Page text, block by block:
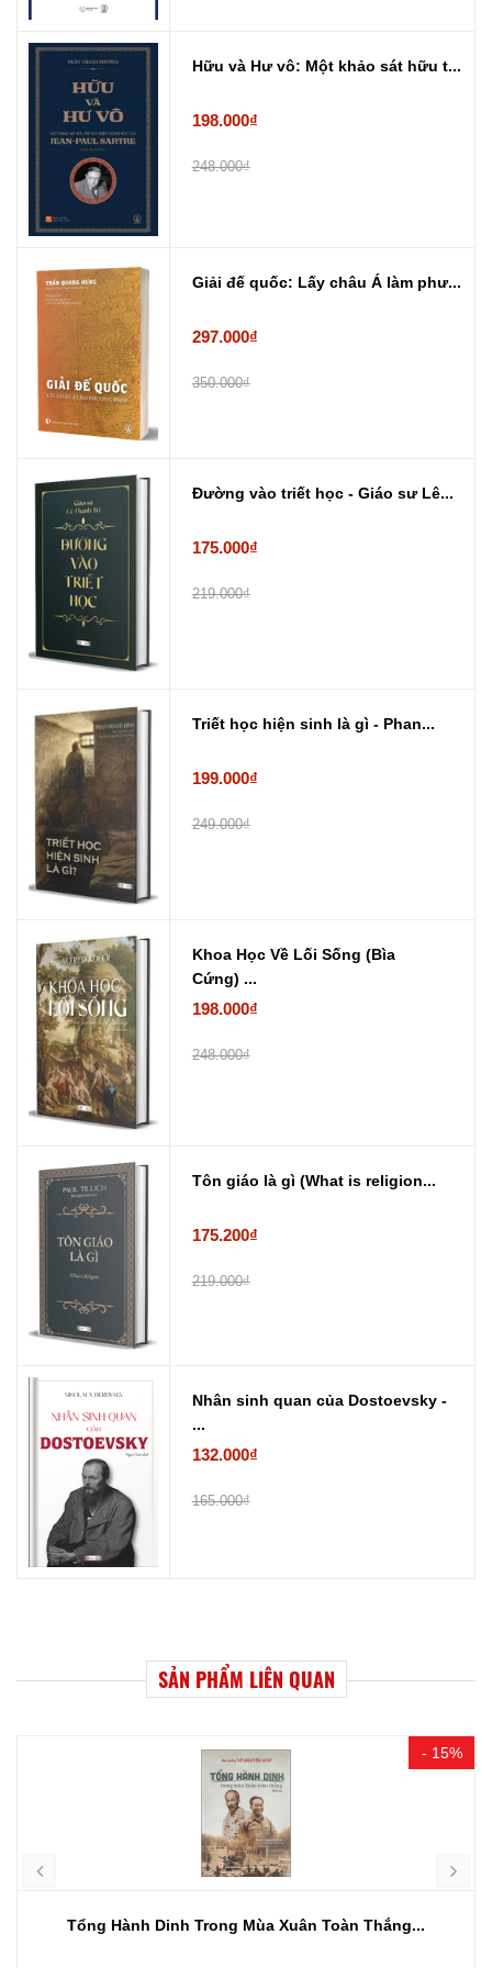
Hữu và Hư vô: Một khảo sát hữu t...
198.000₫
248.000₫
Giải đế quốc: Lấy châu Á làm phư...
297.000₫
350.000₫
Đường vào triết học - Giáo sư Lê...
175.000₫
219.000₫
Triết học hiện sinh là gì - Phan...
199.000₫
249.000₫
Khoa Học Về Lối Sống (Bìa
Cứng) ...
198.000₫
248.000₫
Tôn giáo là gì (What is religion...
175.200₫
219.000₫
Nhân sinh quan của Dostoevsky -
...
132.000₫
165.000₫
SẢN PHẨM LIÊN QUAN
- 15%
Tổng Hành Dinh Trong Mùa Xuân Toàn Thắng...